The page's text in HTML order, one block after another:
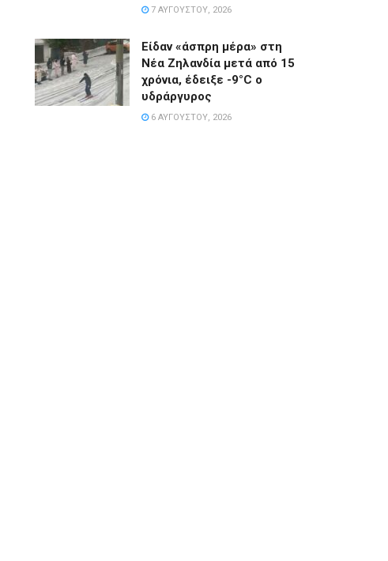
7 ΑΥΓΟΎΣΤΟΥ, 2026
Είδαν «άσπρη μέρα» στη
Νέα Ζηλανδία μετά από 15
χρόνια, έδειξε -9°C ο
υδράργυρος
6 ΑΥΓΟΎΣΤΟΥ, 2026